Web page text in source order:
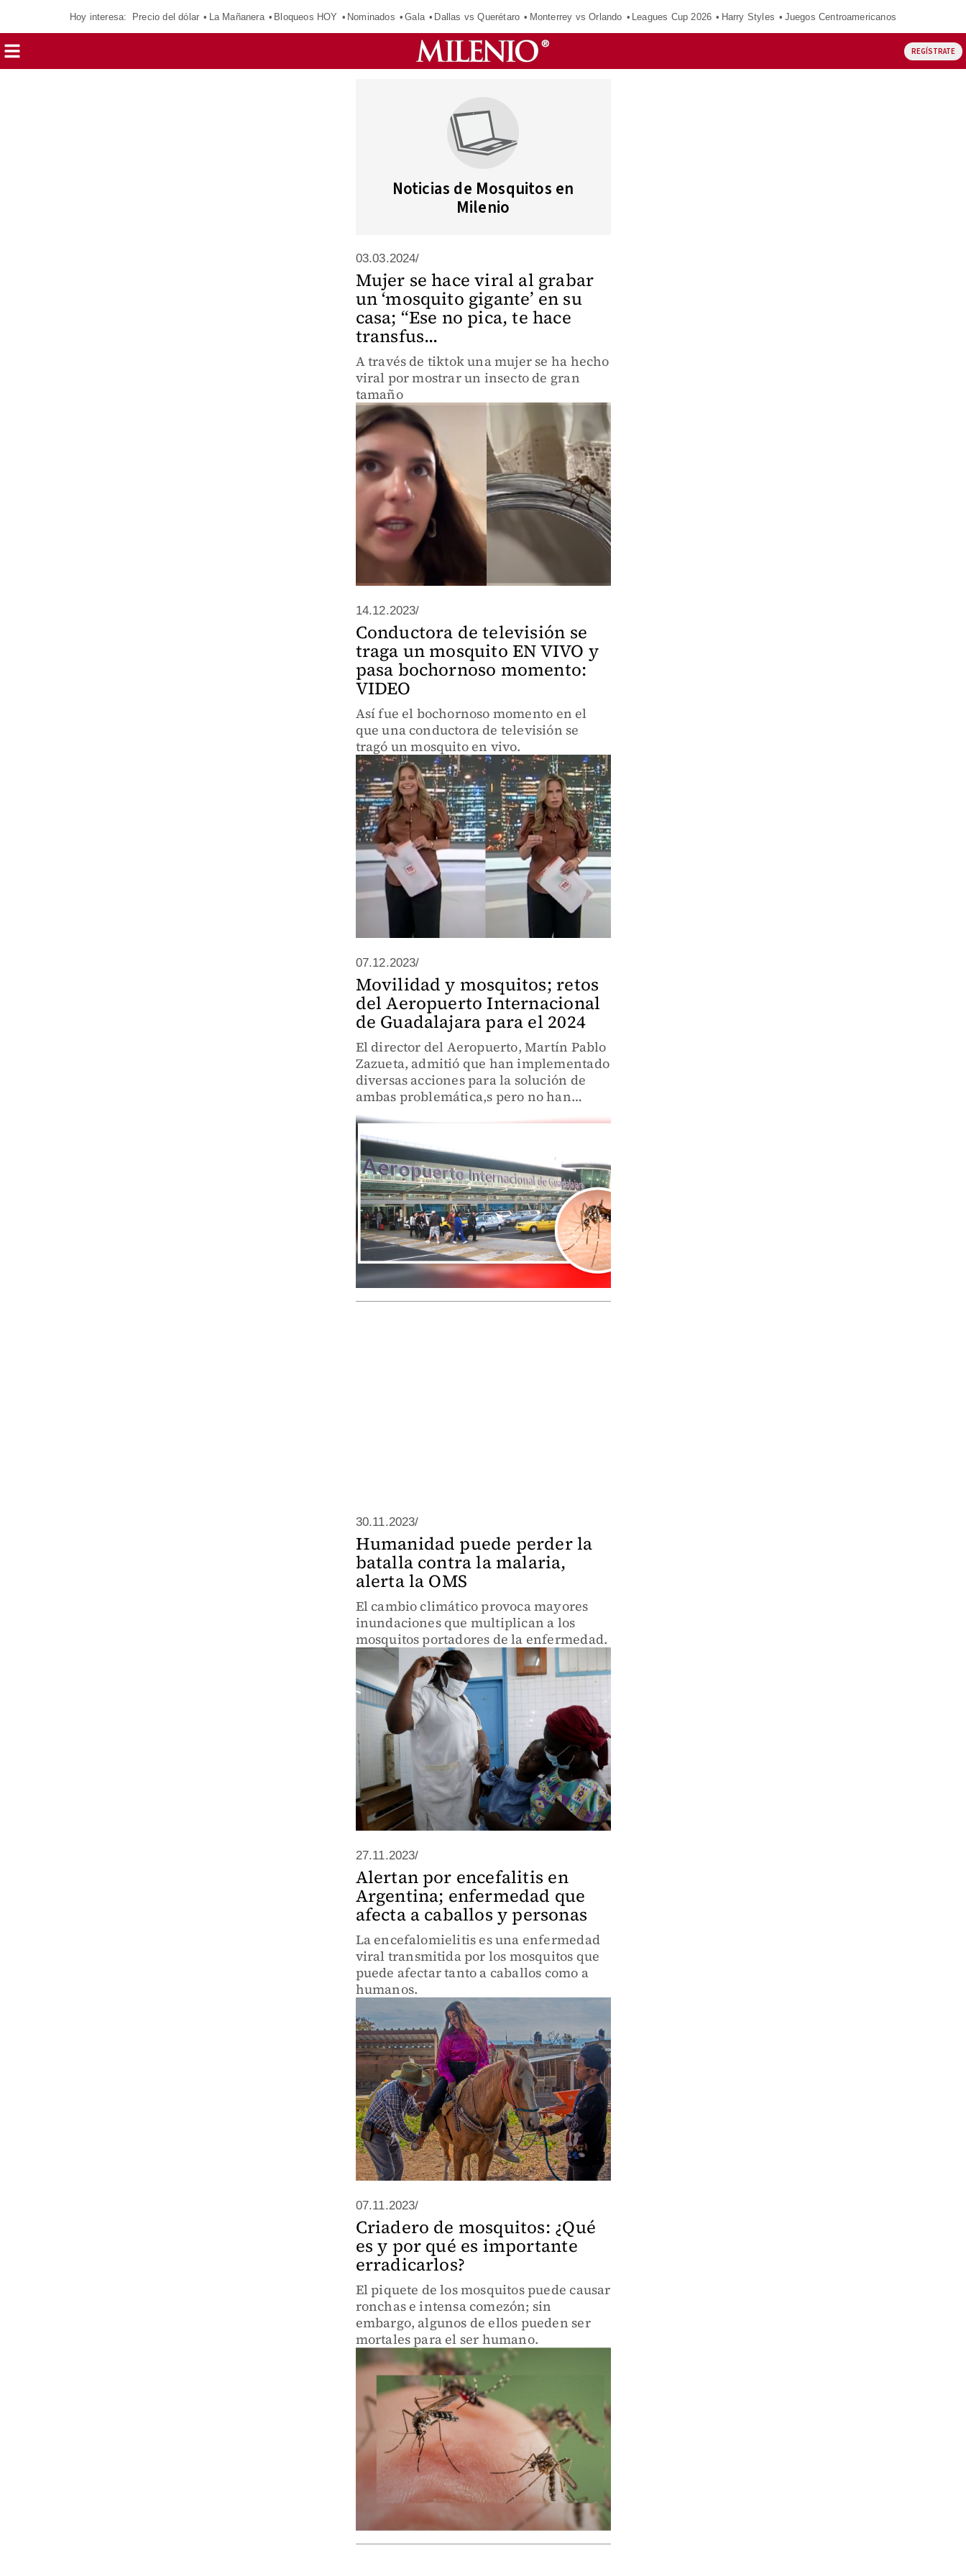
Hoy interesa: Precio del dólar La Mañanera Bloqueos HOY Nominados Gala Dallas vs Querétaro Monterrey vs Orlando Leagues Cup 2026 Harry Styles Juegos Centroamericanos
REGÍSTRATE
Noticias de Mosquitos en
Milenio
03.03.2024/
Mujer se hace viral al grabar
un ‘mosquito gigante’ en su
casa; “Ese no pica, te hace
transfus...
A través de tiktok una mujer se ha hecho
viral por mostrar un insecto de gran
tamaño
14.12.2023/
Conductora de televisión se
traga un mosquito EN VIVO y
pasa bochornoso momento:
VIDEO
Así fue el bochornoso momento en el
que una conductora de televisión se
tragó un mosquito en vivo.
07.12.2023/
Movilidad y mosquitos; retos
del Aeropuerto Internacional
de Guadalajara para el 2024
El director del Aeropuerto, Martín Pablo
Zazueta, admitió que han implementado
diversas acciones para la solución de
ambas problemática,s pero no han
tenido éxito.
30.11.2023/
Humanidad puede perder la
batalla contra la malaria,
alerta la OMS
El cambio climático provoca mayores
inundaciones que multiplican a los
mosquitos portadores de la enfermedad.
27.11.2023/
Alertan por encefalitis en
Argentina; enfermedad que
afecta a caballos y personas
La encefalomielitis es una enfermedad
viral transmitida por los mosquitos que
puede afectar tanto a caballos como a
humanos.
07.11.2023/
Criadero de mosquitos: ¿Qué
es y por qué es importante
erradicarlos?
El piquete de los mosquitos puede causar
ronchas e intensa comezón; sin
embargo, algunos de ellos pueden ser
mortales para el ser humano.